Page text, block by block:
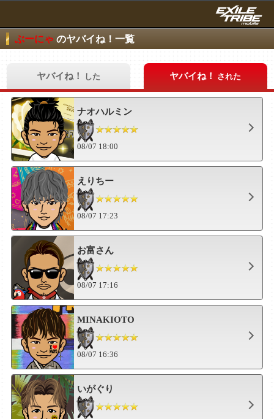
ぶーにゃ のヤバイね！一覧
ヤバイね！ した ヤバイね！ された
ナオハルミン
08/07 18:00
えりちー
08/07 17:23
お富さん
08/07 17:16
MINAKIOTO
08/07 16:36
いがぐり